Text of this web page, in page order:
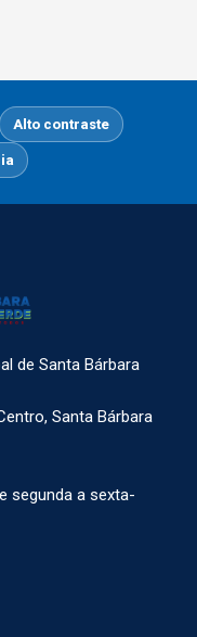
Alto contraste
de Santa Bárbara
Santa Bárbara
segunda a sexta-